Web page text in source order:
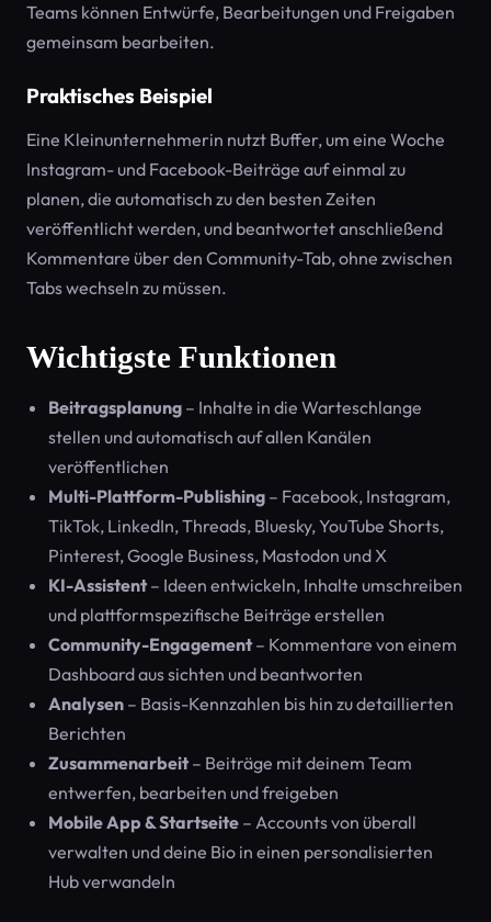
Teams können Entwürfe, Bearbeitungen und Freigaben
gemeinsam bearbeiten.
Praktisches Beispiel
Eine Kleinunternehmerin nutzt Buffer, um eine Woche
Instagram- und Facebook-Beiträge auf einmal zu
planen, die automatisch zu den besten Zeiten
veröffentlicht werden, und beantwortet anschließend
Kommentare über den Community-Tab, ohne zwischen
Tabs wechseln zu müssen.
Wichtigste Funktionen
Beitragsplanung – Inhalte in die Warteschlange
stellen und automatisch auf allen Kanälen
veröffentlichen
Multi-Plattform-Publishing – Facebook, Instagram,
TikTok, LinkedIn, Threads, Bluesky, YouTube Shorts,
Pinterest, Google Business, Mastodon und X
KI-Assistent– Ideen entwickeln, Inhalte umschreiben
und plattformspezifische Beiträge erstellen
Community-Engagement– Kommentare von einem
Dashboard aus sichten und beantworten
Analysen – Basis-Kennzahlen bis hin zu detaillierten
Berichten
Zusammenarbeit– Beiträge mit deinem Team
entwerfen, bearbeiten und freigeben
Mobile App & Startseite – Accounts von überall
verwalten und deine Bio in einen personalisierten
Hub verwandeln